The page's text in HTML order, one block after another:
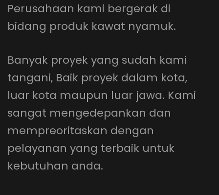
Perusahaan kami bergerak di
bidang produk kawat nyamuk.
Banyak proyek yang sudah kami
tangani, Baik proyek dalam kota,
luar kota maupun luar jawa. Kami
sangat mengedepankan dan
mempreoritaskan dengan
pelayanan yang terbaik untuk
kebutuhan anda.